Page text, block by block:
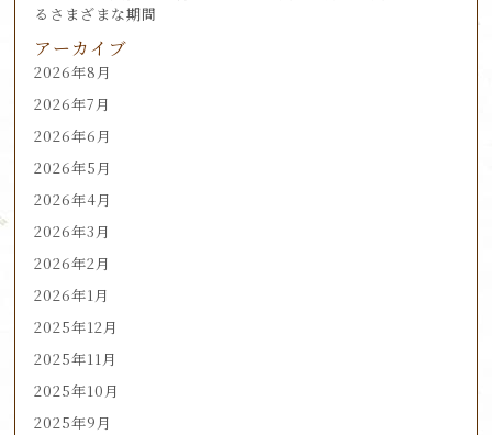
るさまざまな期間
アーカイブ
2026年8月
2026年7月
2026年6月
2026年5月
2026年4月
2026年3月
2026年2月
2026年1月
2025年12月
2025年11月
2025年10月
2025年9月